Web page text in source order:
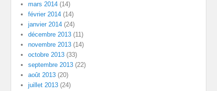
mars 2014 (14)
février 2014 (14)
janvier 2014 (24)
décembre 2013 (11)
novembre 2013 (14)
octobre 2013 (33)
septembre 2013 (22)
août 2013 (20)
juillet 2013 (24)